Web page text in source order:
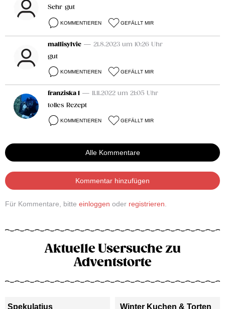
Sehr gut
KOMMENTIEREN GEFÄLLT MIR
mallisylvie — 21.8.2023 um 10:26 Uhr
gut
KOMMENTIEREN GEFÄLLT MIR
franziska 1 — 11.11.2022 um 21:05 Uhr
tolles Rezept
KOMMENTIEREN GEFÄLLT MIR
Alle Kommentare
Kommentar hinzufügen
Für Kommentare, bitte einloggen oder registrieren
Aktuelle Usersuche zu
Adventstorte
Spekulatius Winter Kuchen & Torten